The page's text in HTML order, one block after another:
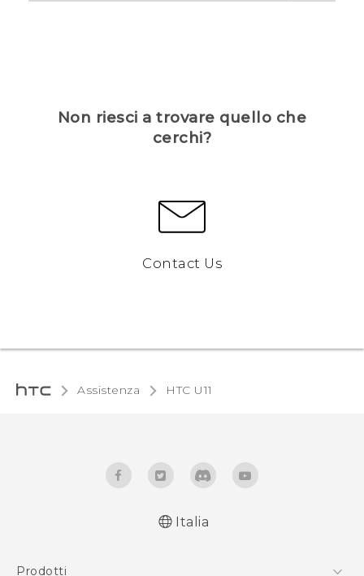
Non riesci a trovare quello che
cerchi?
Contact Us
Assistenza HTC U11‎
Italia
Prodotti